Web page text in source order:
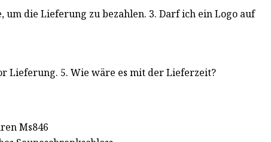
die Lieferung zu bezahlen. 3. Darf ich ein Logo auf
Lieferung. 5. Wie wäre es mit der Lieferzeit?
Ms846